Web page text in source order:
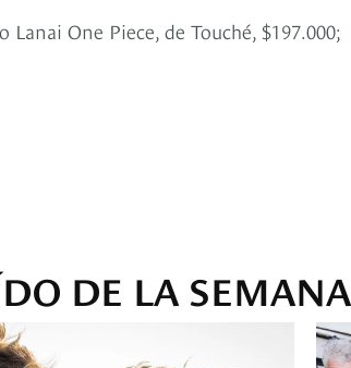
One Piece, de Touché, $197.000;
DE LA SEMANA